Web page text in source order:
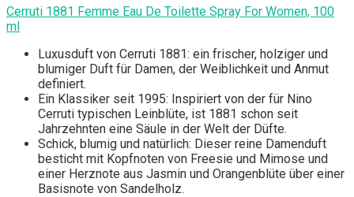
Cerruti 1881 Femme Eau De Toilette Spray For Women, 100
ml
Luxusduft von Cerruti 1881: ein frischer, holziger und
blumiger Duft für Damen, der Weiblichkeit und Anmut
definiert.
Ein Klassiker seit 1995: Inspiriert von der für Nino
Cerruti typischen Leinblüte, ist 1881 schon seit
Jahrzehnten eine Säule in der Welt der Düfte.
Schick, blumig und natürlich: Dieser reine Damenduft
besticht mit Kopfnoten von Freesie und Mimose und
einer Herznote aus Jasmin und Orangenblüte über einer
Basisnote von Sandelholz.